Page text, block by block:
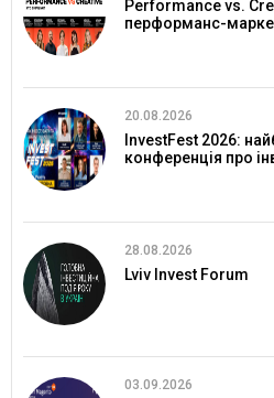
Performance vs.
перформанс-
20.08.2026
InvestFest 2026:
конференція про
28.08.2026
Lviv Invest Forum
03.09.2026